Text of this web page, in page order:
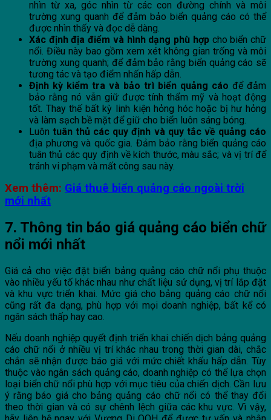
nhìn từ xa, góc nhìn từ các con đường chính và môi
trường xung quanh để đảm bảo biển quảng cáo có thể
được nhìn thấy và đọc dễ dàng.
Xác định địa điểm và hình dạng phù hợpcho biển chữ
nổi. Điều này bao gồm xem xét không gian trống và môi
trường xung quanh; để đảm bảo rằng biển quảng cáo sẽ
tương tác và tạo điểm nhấn hấp dẫn.
Định kỳ kiểm tra và bảo trì biển quảng cáo để đảm
bảo rằng nó vẫn giữ được tính thẩm mỹ và hoạt động
tốt. Thay thế bất kỳ linh kiện hỏng hóc hoặc bị hư hỏng
và làm sạch bề mặt để giữ cho biển luôn sáng bóng.
Luôn tuân thủ các quy định và quy tắc về quảng cáo
địa phương và quốc gia. Đảm bảo rằng biển quảng cáo
tuân thủ các quy định về kích thước, màu sắc; và vị trí để
tránh vi phạm và mất công sau này.
Xem thêm: Giá thuê biển quảng cáo ngoài trời
mới nhất
7. Thông tin báo giá quảng cáo biển chữ
nổi mới nhất
Giá cả cho việc đặt biển bảng quảng cáo chữ nổi phụ thuộc
vào nhiều yếu tố khác nhau như chất liệu sử dụng, vị trí lắp đặt
và khu vực triển khai. Mức giá cho bảng quảng cáo chữ nổi
cũng rất đa dạng, phù hợp với mọi doanh nghiệp, bất kể có
ngân sách thấp hay cao.
Nếu doanh nghiệp quyết định triển khai chiến dịch bảng quảng
cáo chữ nổi ở nhiều vị trí khác nhau trong thời gian dài, chắc
chắn sẽ nhận được báo giá với mức chiết khấu hấp dẫn. Tùy
thuộc vào ngân sách quảng cáo, doanh nghiệp có thể lựa chọn
loại biển chữ nổi phù hợp với mục tiêu của chiến dịch. Cần lưu
ý rằng báo giá cho bảng quảng cáo chữ nổi có thể thay đổi
theo thời gian và có sự chênh lệch giữa các khu vực. Vì vậy,